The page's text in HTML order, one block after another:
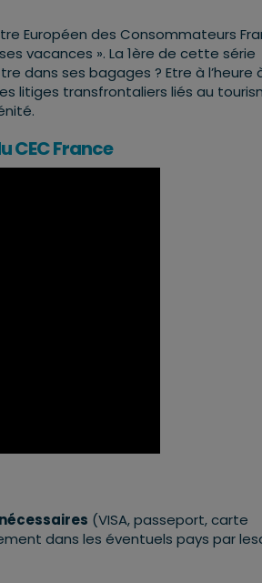
Européen des Consommateurs
vacances ». La 1ère de cette série
dans ses bagages ? Etre à l’heure
litiges transfrontaliers liés au
CEC France
(VISA, passeport, carte
dans les éventuels pays par